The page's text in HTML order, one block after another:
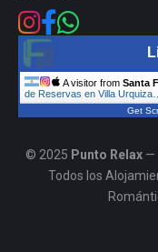
A visitor from Santa
de Reservas en Villa Urquiza…
Get
© 2025 Punto Relax—
Todos los